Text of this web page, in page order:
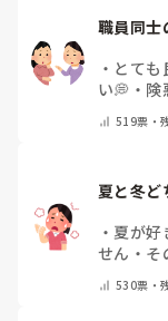
職員同士
・ とても
い💭 ・ 険
519票・
夏と冬ど
・夏が好
せん ・ そ
530票・